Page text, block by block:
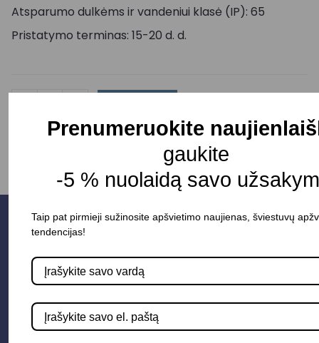
Atsparumo dulkėms ir vandeniui klasė (IP): 65
Pristatymo terminas: 15-20 d. d.
Prenumeruokite
gaukite
-5 % nuolaidą savo
Taip pat pirmieji sužinosite apšvietimo naujienas, šviestuvų
tendencijas!